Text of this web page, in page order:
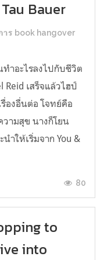
Bauer
าร book hangover
ำอะไรลงไปกับชีวิต
Reid เสร็จแล้วไฮป์
องอื่นต่อ โจทย์คือ
วามสุข นางก็โยน
ำให้เริ่มจาก You &
80
to
into